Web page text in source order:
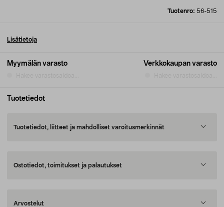
Tuotenro: 56-515
Myymälän varasto Verkkokaupan varasto
Lisätietoja
Tuotetiedot
Tuotetiedot, liitteet ja mahdolliset varoitusmerkinnät
Ostotiedot, toimitukset ja palautukset
Arvostelut